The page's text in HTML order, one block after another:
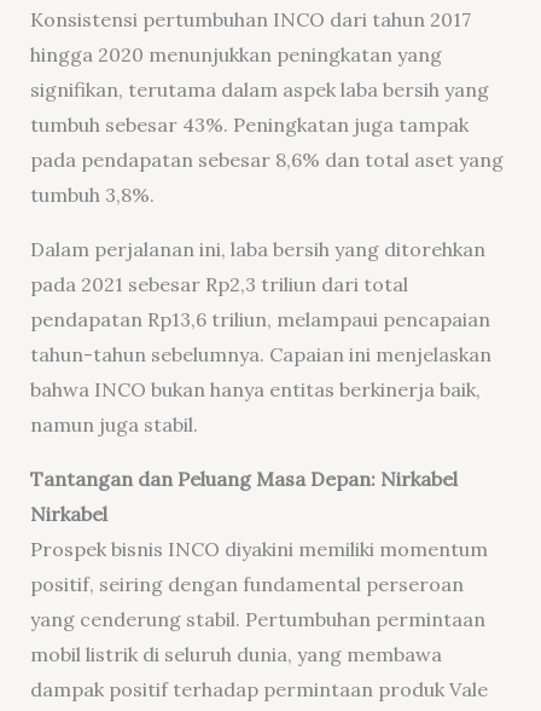
Konsistensi pertumbuhan INCO dari tahun 2017
hingga 2020 menunjukkan peningkatan yang
signifikan, terutama dalam aspek laba bersih yang
tumbuh sebesar 43%. Peningkatan juga tampak
pada pendapatan sebesar 8,6% dan total aset yang
tumbuh 3,8%.
Dalam perjalanan ini, laba bersih yang ditorehkan
pada 2021 sebesar Rp2,3 triliun dari total
pendapatan Rp13,6 triliun, melampaui pencapaian
tahun-tahun sebelumnya. Capaian ini menjelaskan
bahwa INCO bukan hanya entitas berkinerja baik,
namun juga stabil.
Tantangan dan Peluang Masa Depan: Nirkabel
Nirkabel
Prospek bisnis INCO diyakini memiliki momentum
positif, seiring dengan fundamental perseroan
yang cenderung stabil. Pertumbuhan permintaan
mobil listrik di seluruh dunia, yang membawa
dampak positif terhadap permintaan produk Vale